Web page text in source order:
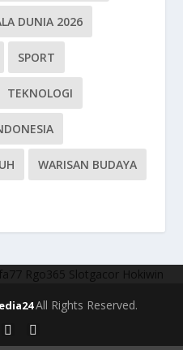
DUNIA 2026
SPORT
TEKNOLOGI
WARISAN BUDAYA
Rgo365 Slotgacor Hokiwin
All Rights Reserved.